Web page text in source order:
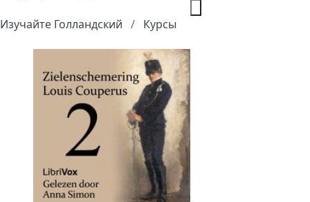
Изучайте Голландский Курсы